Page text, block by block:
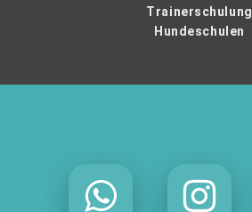
Trainerschulung
Hundeschulen